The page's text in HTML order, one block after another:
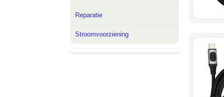
Reparatie
Stroomvoorziening